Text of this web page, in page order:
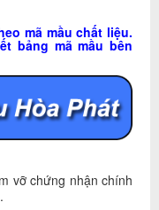
mã mầu chất liệu.
bảng mã mầu bên
vỡ chứng nhận chính